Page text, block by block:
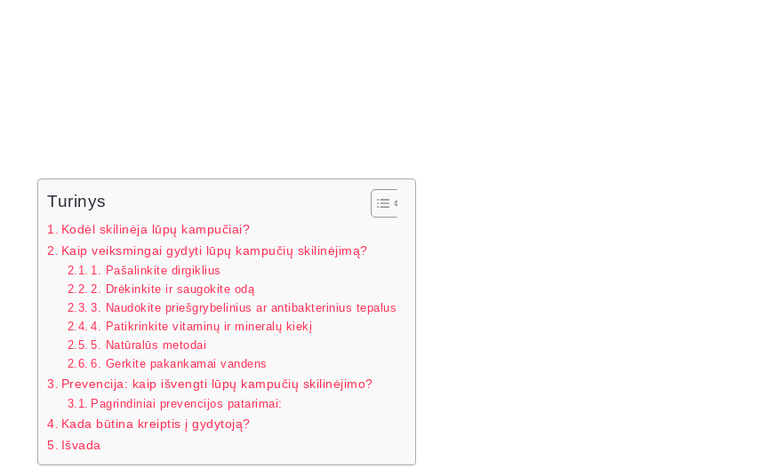
Turinys
Kodėl skilinėja lūpų kampučiai?
Kaip veiksmingai gydyti lūpų kampučių skilinėjimą?
1. Pašalinkite dirgiklius
2. Drėkinkite ir saugokite odą
3. Naudokite priešgrybelinius ar antibakterinius tepalus
4. Patikrinkite vitaminų ir mineralų kiekį
5. Natūralūs metodai
6. Gerkite pakankamai vandens
Prevencija: kaip išvengti lūpų kampučių skilinėjimo?
Pagrindiniai prevencijos patarimai:
Kada būtina kreiptis į gydytoją?
Išvada